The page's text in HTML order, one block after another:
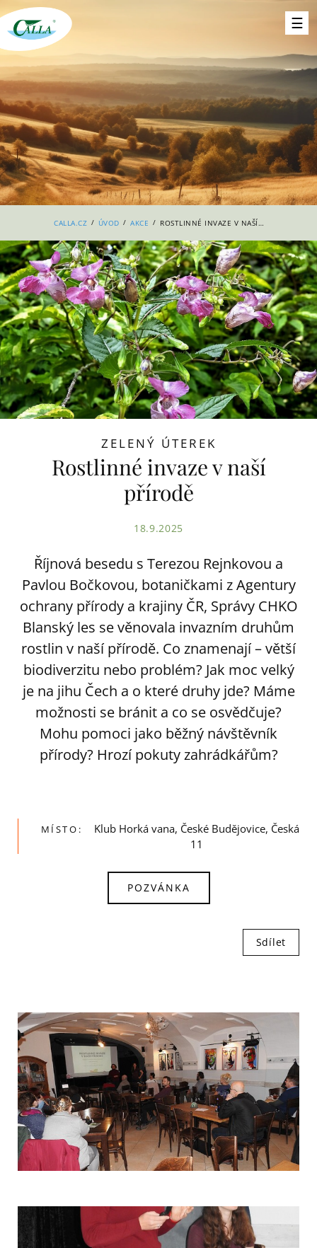
CALLA.CZ / ÚVOD / AKCE / ROSTLINNÉ INVAZE V NAŠÍ PŘÍRODĚ
ZELENÝ ÚTEREK
Rostlinné invaze v naší
přírodě
18.9.2025
Říjnová besedu s Terezou Rejnkovou a
Pavlou Bočkovou, botaničkami z Agentury
ochrany přírody a krajiny ČR, Správy CHKO
Blanský les se věnovala invazním druhům
rostlin v naší přírodě. Co znamenají – větší
biodiverzitu nebo problém? Jak moc velký
je na jihu Čech a o které druhy jde? Máme
možnosti se bránit a co se osvědčuje?
Mohu pomoci jako běžný návštěvník
přírody? Hrozí pokuty zahrádkářům?
MÍSTO:
Klub Horká vana, České Budějovice, Česká
11
POZVÁNKA
Sdílet